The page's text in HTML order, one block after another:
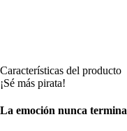
Características del producto
¡Sé más pirata!
La emoción nunca termina